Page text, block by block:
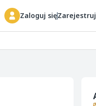
Zaloguj się